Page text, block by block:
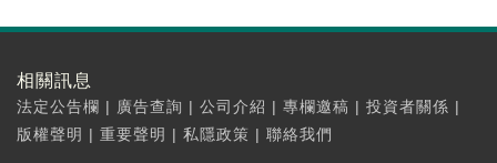
相關訊息
法定公告欄 | 廣告查詢 | 公司介紹 | 專欄邀稿 | 投資者關係 |
版權聲明 | 重要聲明 | 私隱政策 | 聯絡我們